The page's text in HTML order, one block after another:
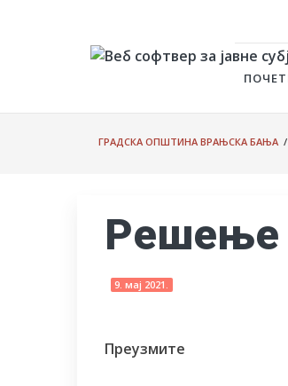
ГРАДСКА ОПШТИНА ВРАЊСКА БАЊА /
Решење
9. мај 2021.
Преузмите